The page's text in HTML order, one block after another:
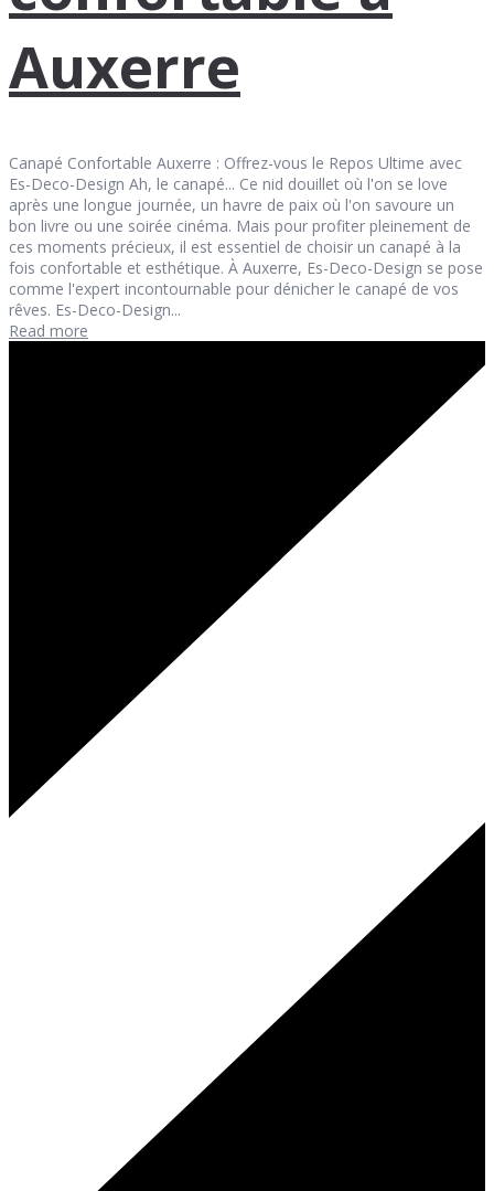
Auxerre
Canapé Confortable Auxerre : Offrez-vous le Repos Ultime avec
Es-Deco-Design Ah, le canapé... Ce nid douillet où l'on se love
après une longue journée, un havre de paix où l'on savoure un
bon livre ou une soirée cinéma. Mais pour profiter pleinement de
ces moments précieux, il est essentiel de choisir un canapé à la
fois confortable et esthétique. À Auxerre, Es-Deco-Design se pose
comme l'expert incontournable pour dénicher le canapé de vos
rêves. Es-Deco-Design...
Read more